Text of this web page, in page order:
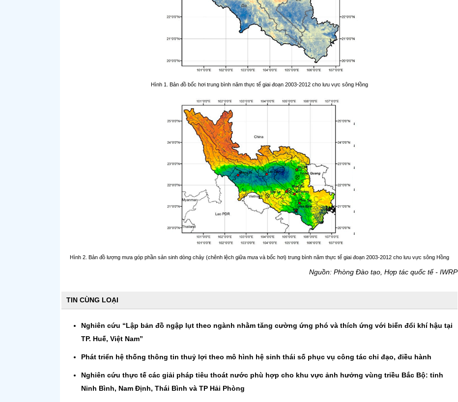
Hình 1. Bản đồ bốc hơi trung bình năm thực tế giai đoạn 2003-2012 cho lưu vực sông Hồng
Hình 2. Bản đồ lượng mưa góp phần sản sinh dòng chảy (chênh lệch giữa mưa và bốc hơi) trung bình năm thực tế giai đoạn 2003-2012 cho lưu vực sông Hồng
Nguồn: Phòng Đào tạo, Hợp tác quốc tế - IWRP
TIN CÙNG LOẠI
Nghiên cứu “Lập bản đồ ngập lụt theo ngành nhằm tăng cường ứng phó và thích ứng với biến đổi khí hậu tại
TP. Huế, Việt Nam”
Phát triển hệ thống thông tin thuỷ lợi theo mô hình hệ sinh thái số phục vụ công tác chỉ đạo, điều hành
Nghiên cứu thực tế các giải pháp tiêu thoát nước phù hợp cho khu vực ảnh hưởng vùng triều Bắc Bộ: tỉnh
Ninh Bình, Nam Định, Thái Bình và TP Hải Phòng